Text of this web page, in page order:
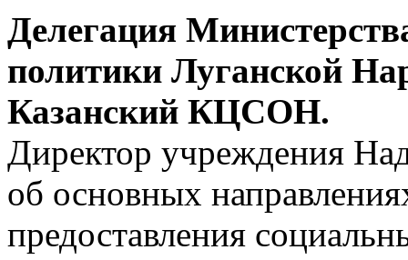
Делегация
политики Луганской
Казанский КЦСОН.
Директор учреждения
об основных
предоставления